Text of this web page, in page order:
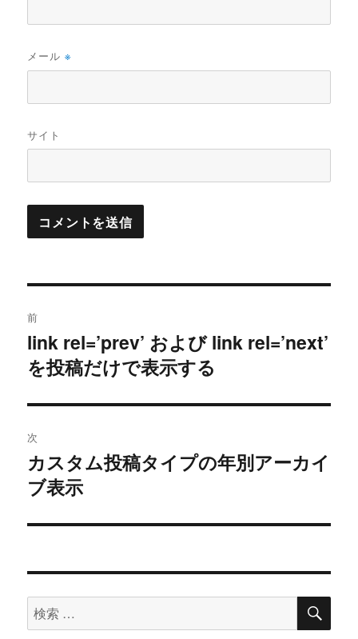
メール※
サイト
稿
ナ
ビ
ゲ
ー
シ
ン
前
過
去
投
稿:
link rel=’prev’ および link rel=’next’
を投稿だけで表示する
次
次
の
稿:
カスタム投稿タイプの年別アーカイ
ブ表示
検
索
検